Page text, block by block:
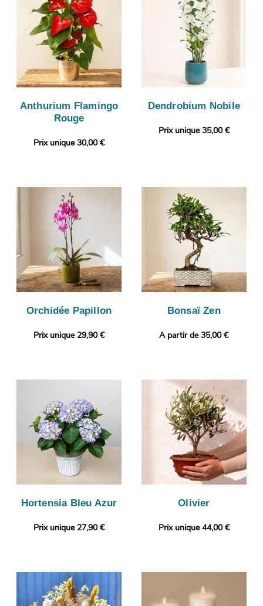
Anthurium Flamingo
Rouge
Prix unique 30,00 €
Dendrobium Nobile
Prix unique 35,00 €
Orchidée Papillon
Prix unique 29,90 €
Bonsaï Zen
A partir de 35,00 €
Hortensia Bleu Azur
Prix unique 27,90 €
Olivier
Prix unique 44,00 €